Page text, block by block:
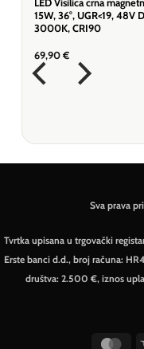
LED Visilica crna
15W, 36°, UGR<19, 48V
3000K, CRI90
69,90 €
Sva prava
Tvrtka upisana u trgovački
Erste banci d.d., broj računa:
društva: 2.500 €, iznos